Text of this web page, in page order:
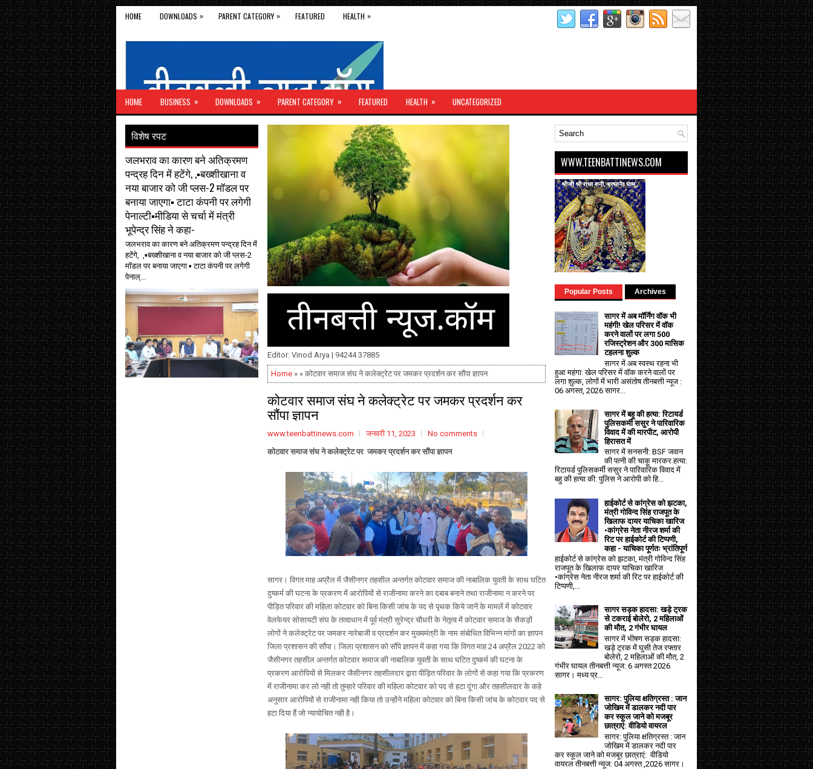
HOME DOWNLOADS » PARENT CATEGORY » FEATURED HEALTH »
HOME BUSINESS » DOWNLOADS » PARENT CATEGORY » FEATURED HEALTH » UNCATEGORIZED
Editor: Vinod Arya | 94244 37885
Home » » कोटवार समाज संघ ने कलेक्ट्रेट पर जमकर प्रदर्शन कर सौंपा ज्ञापन
कोटवार समाज संघ ने कलेक्ट्रेट पर जमकर प्रदर्शन कर
सौंपा ज्ञापन
www.teenbattinews.com जनवरी 11, 2023
No comments
कोटवार समाज संघ ने कलेक्ट्रेट पर जमकर प्रदर्शन कर सौंपा ज्ञापन
सागर। विगत माह अप्रैल में जैसीनगर तहसील अन्तर्गत कोटवार समाज की नाबालिक युवती के साथ घटित
दुष्कर्म की घटना के प्रकरण में आरोपियों से राजीनामा करने का दबाब बनाने तथा राजीनामा न करने पर
पीड़ित परिवार की महिला कोटवार को बिना किसी जांच के पद से पृथक किये जानें के मामलें में कोटवार
वेलफेयर सोसायटी संघ के तत्वाधान में पूर्व मंत्री सुरेन्द्र चौधरी के नेतृत्व में कोटवार समाज के सैकड़ों
लोगों ने कलेक्ट्रेट पर जमकर नारेबाजी व प्रदर्शन कर मुख्यमंत्री के नाम संबोधित विभिन्न मांगों का ज्ञापन
जिला प्रशासन की सौंपा। जिला प्रशासन को सौंपे ज्ञापन में कहा गया कि विगत माह 24 अप्रैल 2022 को
जैसीनगर तहसील अन्तर्गत कोटवार समाज की नाबालिक युवती के साथ घटित दुष्कर्म की घटना के
प्रकरण आरोपियों से मिलकर जैसीनगर तहसीलदार द्वारा पीड़ित परिवार के लोगों से कहा गया कि प्रकरण
में राजीनामा कर लो नही तो तुम्हारे परिवार की महिला कोटवार को पद से हटा दूंगा और तहसीलदार के कहे
अनुसार आरोपियों से राजीनामा नही किया तो उन्होंने महिला कोटवार को बिना किसी जांच के कोटवार पद से
हटा दिया हैं जो न्यायोचित नही है।
विशेष रपट
जलभराव का कारण बने अतिक्रमण
पन्द्रह दिन में हटेंगे, ,▪️बख्शीखाना व
नया बाजार को जी प्लस-2 मॉडल पर
बनाया जाएगा▪️ टाटा कंपनी पर लगेगी
पेनाल्टी▪️मीडिया से चर्चा में मंत्री
भूपेन्द्र सिंह ने कहा-
जलभराव का कारण बने अतिक्रमण पन्द्रह दिन में
हटेंगे, ,▪️बख्शीखाना व नया बाजार को जी प्लस-2
मॉडल पर बनाया जाएगा ▪️ टाटा कंपनी पर लगेगी
पेनाल्...
WWW.TEENBATTINEWS.COM
Popular Posts Archives
सागर में अब मॉर्निंग वॉक भी
महंगी! खेल परिसर में वॉक
करने वालों पर लगा ₹500
रजिस्ट्रेशन और ₹300 मासिक
टहलना शुल्क
सागर में अब स्वस्थ रहना भी
हुआ महंगा: खेल परिसर में वॉक करने वालों पर
लगा शुल्क, लोगों में भारी असंतोष तीनबत्ती न्यूज :
06 अगस्त, 2026 सागर...
सागर में बहू की हत्या: रिटायर्ड
पुलिसकर्मी ससुर ने पारिवारिक
विवाद में की मारपीट, आरोपी
हिरासत में
सागर में सनसनी: BSF जवान
की पत्नी की चाकू मारकर हत्या:
रिटायर्ड पुलिसकर्मी ससुर ने पारिवारिक विवाद में
बहु की हत्या की: पुलिस ने आरोपी को हि...
हाईकोर्ट से कांग्रेस को झटका,
मंत्री गोविन्द सिंह राजपूत के
खिलाफ दायर याचिका खारिज
•कांग्रेस नेता नीरज शर्मा की
रिट पर हाईकोर्ट की टिप्पणी,
कहा - याचिका पूर्णतः भ्रांतिपूर्ण
हाईकोर्ट से कांग्रेस को झटका, मंत्री गोविन्द सिंह
राजपूत के खिलाफ दायर याचिका खारिज
•कांग्रेस नेता नीरज शर्मा की रिट पर हाईकोर्ट की
टिप्पणी,...
सागर सड़क हादसा: खड़े ट्रक
से टकराई बोलेरो, 2 महिलाओं
की मौत, 2 गंभीर घायल
सागर में भीषण सड़क हादसा:
खड़े ट्रक में घुसी तेज रफ्तार
बोलेरो, 2 महिलाओं की मौत, 2
गंभीर घायल तीनबत्ती न्यूज: 6 अगस्त 2026
सागर। मध्य प्र...
सागर: पुलिया क्षतिग्रस्त : जान
जोखिम में डालकर नदी पार
कर स्कूल जाने को मजबूर
छात्राएं: वीडियो वायरल
सागर: पुलिया क्षतिग्रस्त : जान
जोखिम में डालकर नदी पार
कर स्कूल जाने को मजबूर छात्राएं: वीडियो
वायरल तीनबत्ती न्यूज: 04 अगस्त ,2026 सागर।